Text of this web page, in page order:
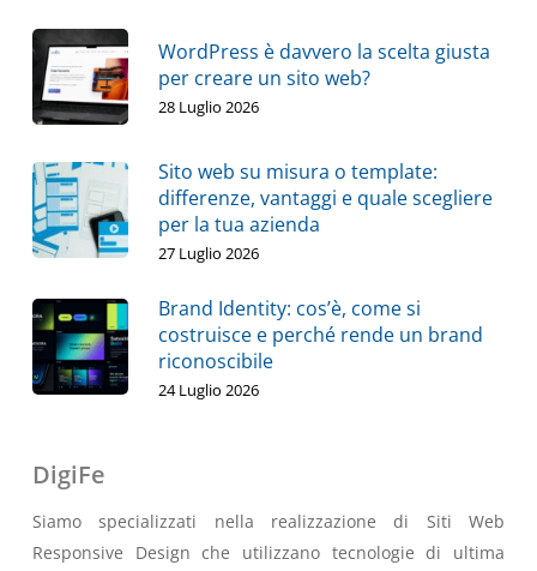
WordPress è davvero la scelta giusta
per creare un sito web?
28 Luglio 2026
Sito web su misura o template:
differenze, vantaggi e quale scegliere
per la tua azienda
27 Luglio 2026
Brand Identity: cos’è, come si
costruisce e perché rende un brand
riconoscibile
24 Luglio 2026
DigiFe
Siamo specializzati nella realizzazione di Siti Web
Responsive Design che utilizzano tecnologie di ultima